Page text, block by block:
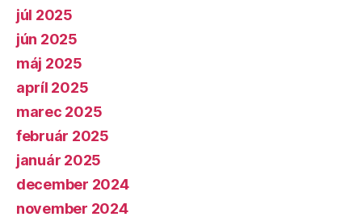
júl 2025
jún 2025
máj 2025
apríl 2025
marec 2025
február 2025
január 2025
december 2024
november 2024